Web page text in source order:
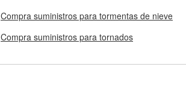
Compra suministros para tormentas de nieve
Compra suministros para tornados